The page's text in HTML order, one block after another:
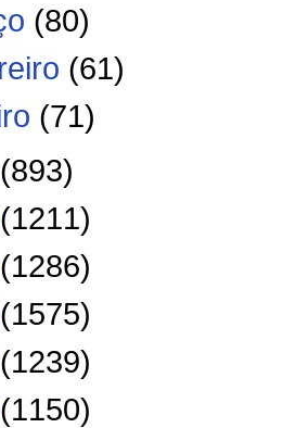
(80)
(61)
(71)
(893)
(1211)
(1286)
(1575)
(1239)
(1150)